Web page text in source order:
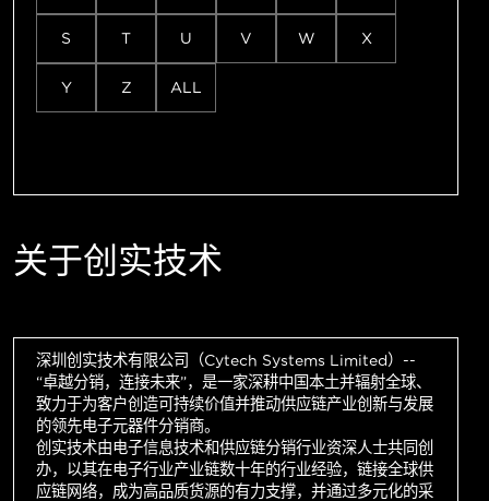
S T U V W X
Y Z ALL
关于创实技术
深圳创实技术有限公司（Cytech Systems Limited）--
“卓越分销，连接未来”，是一家深耕中国本土并辐射全球、
致力于为客户创造可持续价值并推动供应链产业创新与发展
的领先电子元器件分销商。
创实技术由电子信息技术和供应链分销行业资深人士共同创
办，以其在电子行业产业链数十年的行业经验，链接全球供
应链网络，成为高品质货源的有力支撑，并通过多元化的采